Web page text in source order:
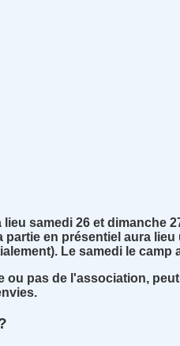
lieu samedi 26 et dimanche
partie en présentiel aura
Le samedi le
ou pas de l'association,